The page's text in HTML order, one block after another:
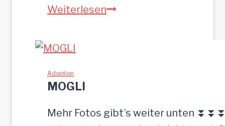
WeiterlesenZ
r
Adoption
MOGLI
Mehr Fotos gibt’s weiter unten